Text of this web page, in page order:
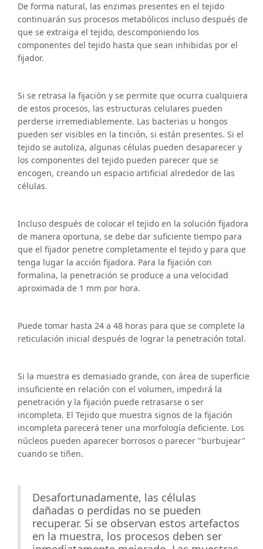
De forma natural, las enzimas presentes en el tejido
continuarán sus procesos metabólicos incluso después de
que se extraiga el tejido, descomponiendo los
componentes del tejido hasta que sean inhibidas por el
fijador.
Si se retrasa la fijación y se permite que ocurra cualquiera
de estos procesos, las estructuras celulares pueden
perderse irremediablemente. Las bacterias u hongos
pueden ser visibles en la tinción, si están presentes. Si el
tejido se autoliza, algunas células pueden desaparecer y
los componentes del tejido pueden parecer que se
encogen, creando un espacio artificial alrededor de las
células.
Incluso después de colocar el tejido en la solución fijadora
de manera oportuna, se debe dar suficiente tiempo para
que el fijador penetre completamente el tejido y para que
tenga lugar la acción fijadora. Para la fijación con
formalina, la penetración se produce a una velocidad
aproximada de 1 mm por hora.
Puede tomar hasta 24 a 48 horas para que se complete la
reticulación inicial después de lograr la penetración total.
Si la muestra es demasiado grande, con área de superficie
insuficiente en relación con el volumen, impedirá la
penetración y la fijación puede retrasarse o ser
incompleta. El Tejido que muestra signos de la fijación
incompleta parecerá tener una morfología deficiente. Los
núcleos pueden aparecer borrosos o parecer "burbujear"
cuando se tiñen.
Desafortunadamente, las células
dañadas o perdidas no se pueden
recuperar. Si se observan estos artefactos
en la muestra, los procesos deben ser